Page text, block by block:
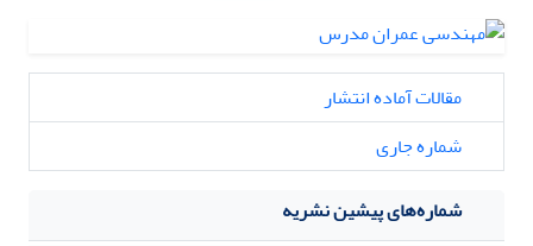
مقالات آماده انتشار
شماره جاری
شماره‌های پیشین نشریه